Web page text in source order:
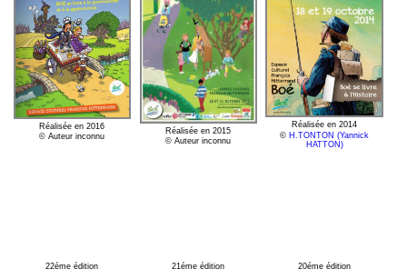
Réalisée en 2016
© Auteur inconnu
Réalisée en 2015
© Auteur inconnu
Réalisée en 2014
© H.TONTON (Yannick
HATTON)
22éme édition 21éme édition 20éme édition